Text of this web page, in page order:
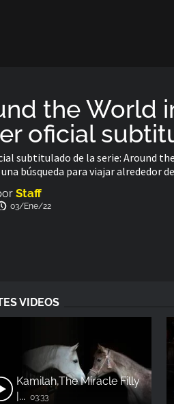
the World
oficial
subtitulado de la serie: Around
búsqueda para viajar alrededor
Staff
03/Ene/22
VIDEOS
Kamilah,The Miracle Filly
|...
03:33